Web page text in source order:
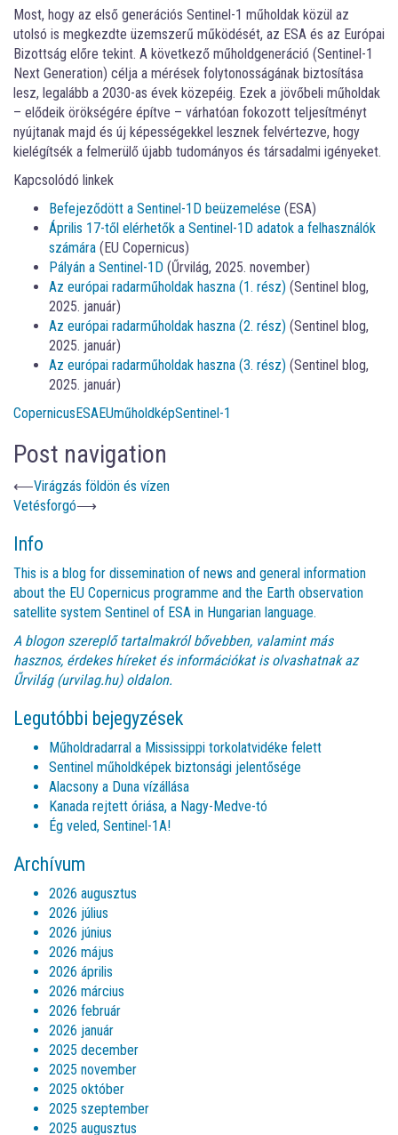
Most, hogy az első generációs Sentinel-1 műholdak közül az
utolsó is megkezdte üzemszerű működését, az ESA és az Európai
Bizottság előre tekint. A következő műholdgeneráció (Sentinel-1
Next Generation) célja a mérések folytonosságának biztosítása
lesz, legalább a 2030-as évek közepéig. Ezek a jövőbeli műholdak
– elődeik örökségére építve – várhatóan fokozott teljesítményt
nyújtanak majd és új képességekkel lesznek felvértezve, hogy
kielégítsék a felmerülő újabb tudományos és társadalmi igényeket.
Kapcsolódó linkek
Befejeződött a Sentinel-1D beüzemelése (ESA)
Április 17-től elérhetők a Sentinel-1D adatok a felhasználók
számára (EU Copernicus)
Pályán a Sentinel-1D (Űrvilág, 2025. november)
Az európai radarműholdak haszna (1. rész) (Sentinel blog,
2025. január)
Az európai radarműholdak haszna (2. rész) (Sentinel blog,
2025. január)
Az európai radarműholdak haszna (3. rész) (Sentinel blog,
2025. január)
CopernicusESAEUműholdképSentinel-1
Post navigation
⟵Virágzás földön és vízen
Vetésforgó⟶
Info
This is a blog for dissemination of news and general information
about the EU Copernicus programme and the Earth observation
satellite system Sentinel of ESA in Hungarian language.
A blogon szereplő tartalmakról bővebben, valamint más
hasznos, érdekes híreket és információkat is olvashatnak az
Űrvilág (urvilag.hu)oldalon.
Legutóbbi bejegyzések
Műholdradarral a Mississippi torkolatvidéke felett
Sentinel műholdképek biztonsági jelentősége
Alacsony a Duna vízállása
Kanada rejtett óriása, a Nagy-Medve-tó
Ég veled, Sentinel-1A!
Archívum
2026 augusztus
2026 július
2026 június
2026 május
2026 április
2026 március
2026 február
2026 január
2025 december
2025 november
2025 október
2025 szeptember
2025 augusztus